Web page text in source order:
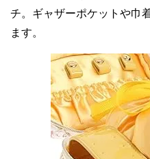
チ。ギャザーポケットや巾
ます。